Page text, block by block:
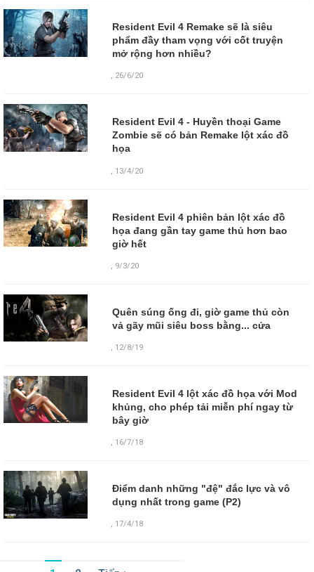
Resident Evil 4 Remake sẽ là siêu
phẩm đầy tham vọng với cốt truyện
mở rộng hơn nhiều?
, 26/6/20
Resident Evil 4 - Huyền thoại Game
Zombie sẽ có bản Remake lột xác đồ
họa
13/4/20
Resident Evil 4 phiên bản lột xác đồ
họa đang gần tay game thủ hơn bao
giờ hết
, 9/3/20
Quên súng ống đi, giờ game thủ còn
vả gãy mũi siêu boss bằng... cửa
, 12/8/19
Resident Evil 4 lột xác đồ họa với Mod
khủng, cho phép tải miễn phí ngay từ
bây giờ
, 16/7/18
Điểm danh những "đệ" đắc lực và vô
dụng nhất trong game (P2)
, 17/4/18